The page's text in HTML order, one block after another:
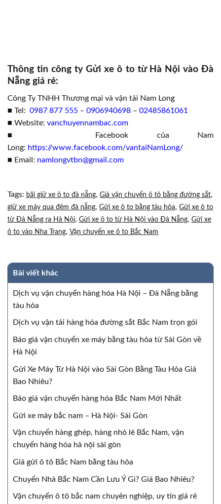
Thông tin công ty Gửi xe ô to từ Hà Nội vào Đà
Nẵng giá rẻ:
Công Ty TNHH Thương mại và vận tải Nam Long
■ Tel: 0987 877 555 – 0906940698 – 02485861061
■ Website: vanchuyennambac.com
■ Facebook của Nam
Long: https://www.facebook.com/vantaiNamLong/
■ Email: namlongvtbn@gmail.com
Tags: bãi giữ xe ô to đà nẵng, Giá vận chuyển ô tô bằng đường sắt,
giữ xe máy qua đêm đà nẵng, Gửi xe ô to bằng tàu hỏa, Gửi xe ô to
từ Đà Nẵng ra Hà Nội, Gửi xe ô to từ Hà Nội vào Đà Nẵng, Gửi xe
ô to vào Nha Trang, Vận chuyển xe ô to Bắc Nam
Bài viết khác
Dịch vụ vận chuyển hàng hóa Hà Nội – Đà Nẵng bằng
tàu hỏa
Dịch vụ vận tải hàng hóa đường sắt Bắc Nam trọn gói
Báo giá vận chuyển xe máy bằng tàu hỏa từ Sài Gòn về
Hà Nội
Gửi Xe Máy Từ Hà Nội vào Sài Gòn Bằng Tàu Hỏa Giá
Bao Nhiêu?
Báo giá vận chuyển hàng hóa Bắc Nam Mới Nhất
Gửi xe máy bắc nam – Hà Nội- Sài Gòn
Vận chuyển hàng ghép, hàng nhỏ lẻ Bắc Nam, vận
chuyển hàng hóa hà nội sài gòn
Giá gửi ô tô Bắc Nam bằng tàu hỏa
Chuyển Nhà Bắc Nam Cần Lưu Ý Gì? Giá Bao Nhiêu?
Vận chuyển ô tô bắc nam chuyên nghiệp, uy tín giá rẻ